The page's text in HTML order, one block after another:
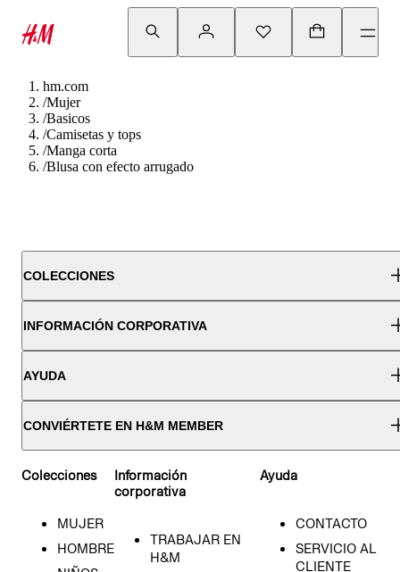
hm.com
/Mujer
/Basicos
/Camisetas y tops
/Manga corta
/Blusa con efecto arrugado
COLECCIONES
INFORMACIÓN CORPORATIVA
AYUDA
CONVIÉRTETE EN H&M MEMBER
Colecciones
MUJER
HOMBRE
Información
corporativa
TRABAJAR EN
H&M
Ayuda
CONTACTO
SERVICIO AL
CLIENTE